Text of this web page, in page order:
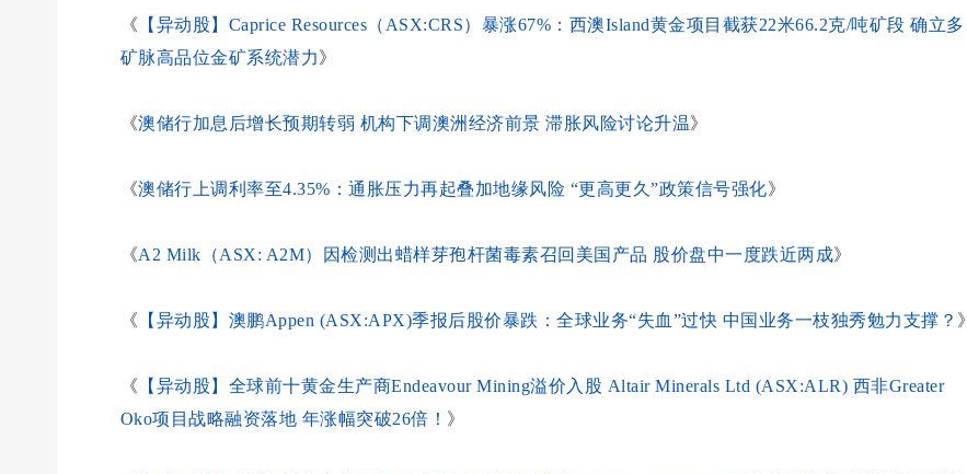
《 【异动股】Caprice Resources（ASX:CRS）暴涨67%：西澳Island黄金项目截获22米66.2克/吨矿段 确立多
矿脉高品位金矿系统潜力》
《澳储行加息后增长预期转弱 机构下调澳洲经济前景 滞胀风险讨论升温》
《澳储行上调利率至4.35%：通胀压力再起叠加地缘风险 “更高更久”政策信号强化》
《A2 Milk（ASX: A2M）因检测出蜡样芽孢杆菌毒素召回美国产品 股价盘中一度跌近两成》
《 【异动股】澳鹏Appen (ASX:APX)季报后股价暴跌：全球业务“失血”过快 中国业务一枝独秀勉力支撑？ 》
《 【异动股】全球前十黄金生产商Endeavour Mining溢价入股 Altair Minerals Ltd (ASX:ALR) 西非Greater
Oko项目战略融资落地 年涨幅突破26倍！ 》